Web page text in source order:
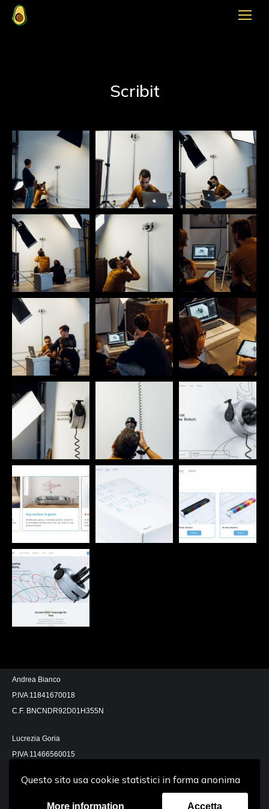
Questo sito usa cookie statistici in forma anonima
More information Accetta
Scribit
Andrea Bianco
P.IVA 11841670018
C.F. BNCNDR92D01H355N
Lucrezia Goria
P.IVA 11466560015